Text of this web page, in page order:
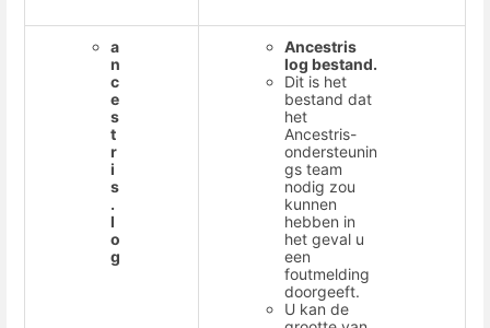
a
n
c
e
s
t
r
i
s
.
l
o
g
Ancestris
log bestand.
Dit is het
bestand dat
het
Ancestris-
ondersteunin
gs team
nodig zou
kunnen
hebben in
het geval u
een
foutmelding
doorgeeft.
U kan de